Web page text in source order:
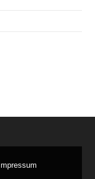
Impressum